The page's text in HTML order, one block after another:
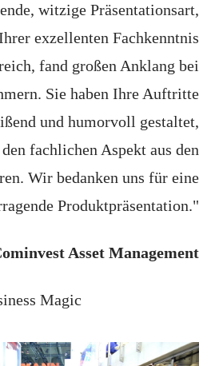
witzige Präsentationsart,
exzellenten Fachkenntnis
fand großen Anklang bei
Sie haben Ihre Auftritte
und humorvoll gestaltet,
fachlichen Aspekt aus den
Wir bedanken uns für eine
Produktpräsentation."
Asset Management
Magic